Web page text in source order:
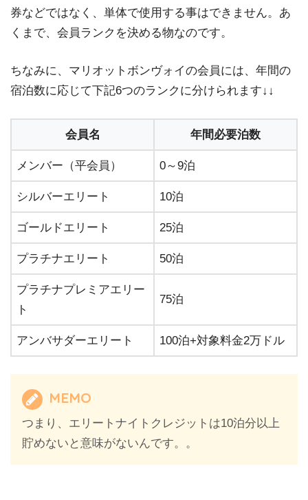
券などではなく、単体で使用する事はできません。あ
くまで、会員ランクを決める物なのです。
ちなみに、マリオットボンヴォイの会員には、年間の
宿泊数に応じて下記6つのランクに分けられます↓↓
会員名 年間必要泊数
メンバー（平会員） 0～9泊
シルバーエリート 10泊
ゴールドエリート 25泊
プラチナエリート 50泊
プラチナプレミアエリー
ト
75泊
アンバサダーエリート 100泊+対象料金2万ドル
MEMO
つまり、エリートナイトクレジットは10泊分以上
貯めないと意味がないんです。。